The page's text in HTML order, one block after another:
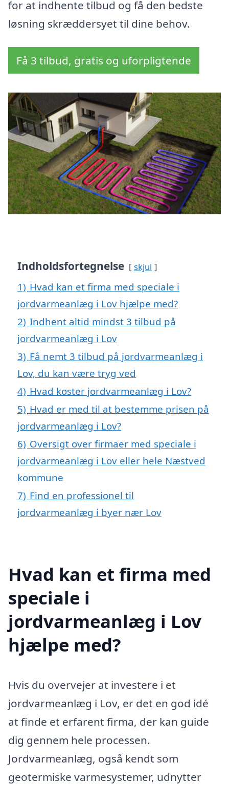
for at indhente tilbud og få den bedste
løsning skræddersyet til dine behov.
Få 3 tilbud, gratis og uforpligtende
Indholdsfortegnelse skjul
1) Hvad kan et firma med speciale i
jordvarmeanlæg i Lov hjælpe med?
2) Indhent altid mindst 3 tilbud på
jordvarmeanlæg i Lov
3) Få nemt 3 tilbud på jordvarmeanlæg i
Lov, du kan være tryg ved
4) Hvad koster jordvarmeanlæg i Lov?
5) Hvad er med til at bestemme prisen på
jordvarmeanlæg i Lov?
6) Oversigt over firmaer med speciale i
jordvarmeanlæg i Lov eller hele Næstved
kommune
7) Find en professionel til
jordvarmeanlæg i byer nær Lov
Hvad kan et firma med
speciale i
jordvarmeanlæg i Lov
hjælpe med?
Hvis du overvejer at investere i et
jordvarmeanlæg i Lov, er det en god idé
at finde et erfarent firma, der kan guide
dig gennem hele processen.
Jordvarmeanlæg, også kendt som
geotermiske varmesystemer, udnytter